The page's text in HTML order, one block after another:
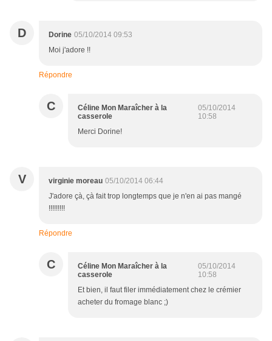
D Dorine 05/10/2014 09:53
Moi j'adore !!
Répondre
C
Céline Mon Maraîcher à la
casserole
05/10/2014
10:58
Merci Dorine!
V virginie moreau 05/10/2014 06:44
J'adore çà, çà fait trop longtemps que je n'en ai pas mangé
!!!!!!!!!
Répondre
C
Céline Mon Maraîcher à la
casserole
05/10/2014
10:58
Et bien, il faut filer immédiatement chez le crémier
acheter du fromage blanc ;)